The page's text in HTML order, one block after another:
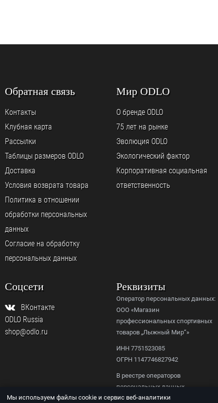
Обратная связь
Контакты
Клубная карта
Рассылки
Таблицы размеров ODLO
Доставка
Условия возврата товара
Политика в отношении
обработки персональных
данных
Согласие на обработку
персональных данных
Мир ODLO
О бренде ODLO
75 лет на рынке
Эволюция ODLO
Экологический фактор
Корпоративная социальная
ответственность
Соцсети
ВКонтакте
ODLO Russia
shop@odlo.ru
Реквизиты
Оператор персональных данных:
ООО «Магазин
профессиональных спортивных
товаров „Лыжный Мир“»
ИНН 7751523085
ОГРН 1147746827942
В реестре операторов
персональных данных
Роскомнадзора,
Мы используем файлы cookie и сервис веб-аналитики